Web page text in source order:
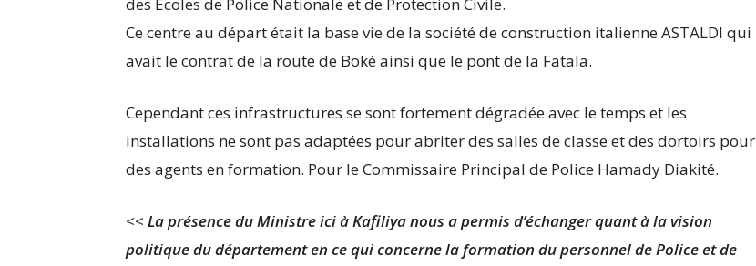
Ce centre au départ était la base vie de la société de construction italienne ASTALDI qui
avait le contrat de la route de Boké ainsi que le pont de la Fatala.
Cependant ces infrastructures se sont fortement dégradée avec le temps et les
installations ne sont pas adaptées pour abriter des salles de classe et des dortoirs pour
des agents en formation. Pour le Commissaire Principal de Police Hamady Diakité.
<< La présence du Ministre ici à Kafiliya nous a permis d’échanger quant à la vision
politique du département en ce qui concerne la formation du personnel de Police et de